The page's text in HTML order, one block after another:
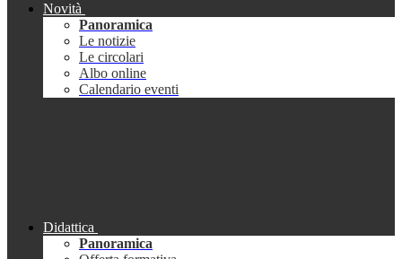
Novità
Panoramica
Le notizie
Le circolari
Albo online
Calendario eventi
Didattica
Panoramica